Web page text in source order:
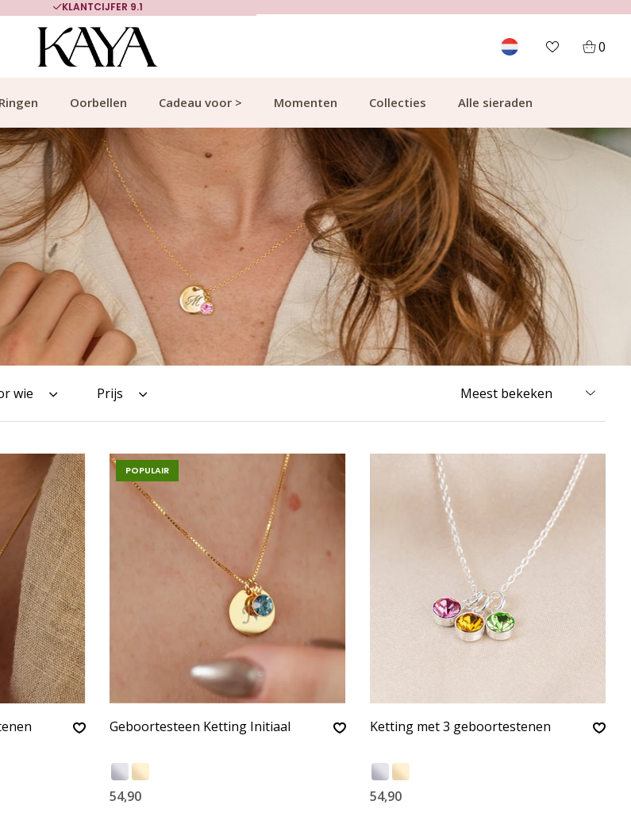
700.000+ TEVREDEN KLANTEN
0
Ringen Oorbellen Cadeau voor > Momenten Collecties Alle sieraden
wie Prijs
POPULAIR
Geboortesteen Ketting Initiaal
54,90
Ketting met 3 geboortestenen
54,90